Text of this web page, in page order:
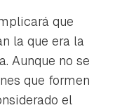
que
la que era la
Aunque no se
que formen
el